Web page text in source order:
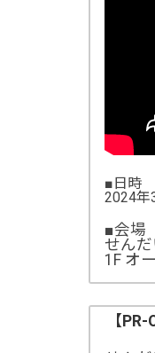
■日時
2024年
■会場
せん
1F オ
【